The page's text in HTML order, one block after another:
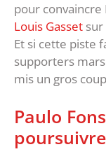
pour convaincre
Louis Gasset sur
Et si cette piste
supporters
mis un gros
Paulo